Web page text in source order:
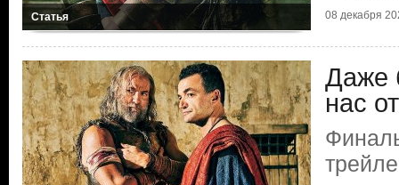
Статья 08 декабря
Даже
нас